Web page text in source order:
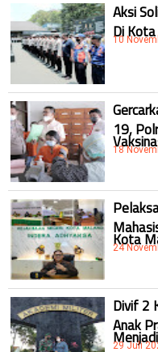
Aksi
Di
10
19,
18
Kota
24
Divif 2
Anak
29 Juli